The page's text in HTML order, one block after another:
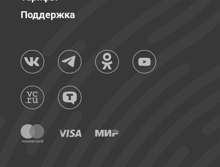
Поддержка